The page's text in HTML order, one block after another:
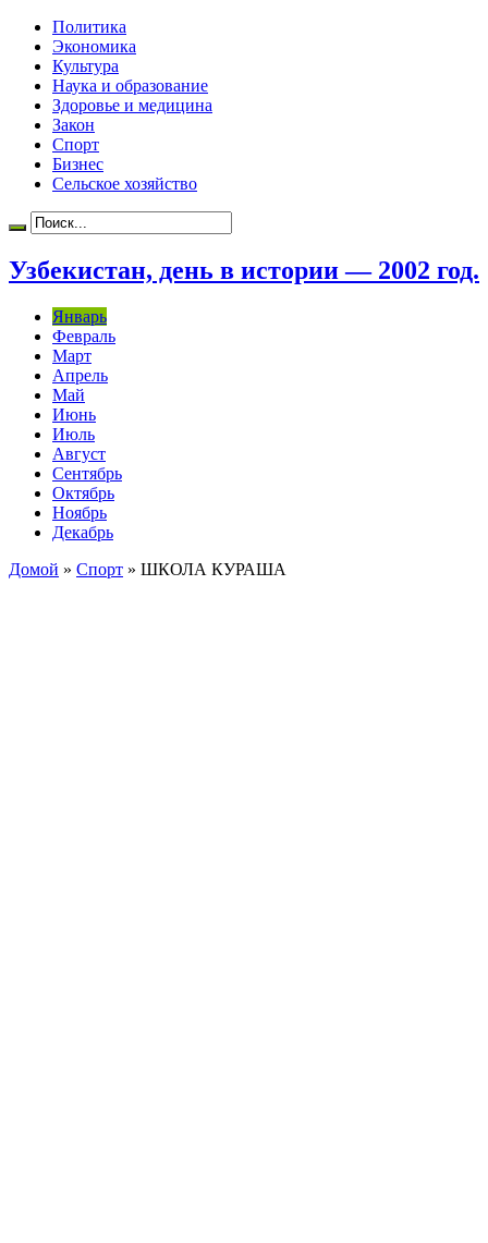
Политика
Экономика
Культура
Наука и образование
Здоровье и медицина
Закон
Спорт
Бизнес
Сельское хозяйство
Узбекистан, день в истории — 2002 год.
Январь
Февраль
Март
Апрель
Май
Июнь
Июль
Август
Сентябрь
Октябрь
Ноябрь
Декабрь
Домой » Спорт » ШКОЛА КУРАША